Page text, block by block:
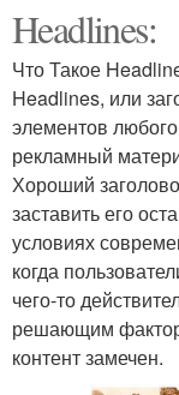
Headlines:
Что Такое
Headlines, или
элементов любого
рекламный
Хороший
заставить его
условиях
когда
чего-то
решающим
контент замечен.